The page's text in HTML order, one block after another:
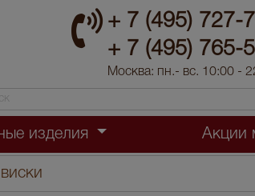
+ 7 (495) 727-
+ 7 (495) 765-
Москва: пн.- вс. 10:00 -
изделия Акции